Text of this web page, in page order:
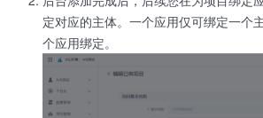
定对应的主体。一个应用仅可绑定一个
个应用绑定。